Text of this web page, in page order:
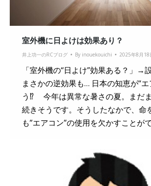
室外機に日よけは効果あり？
井上功一のRCブログ By inouekouichi 2025年8月18
「室外機の“日よけ”効果ある？」→
まさかの逆効果も… 日本の知恵が“エ
う⁉ 今年は異常な暑さの夏。まだ
続きそうです。そうしたなかで、命
も”エアコン”の使用を欠かすことが